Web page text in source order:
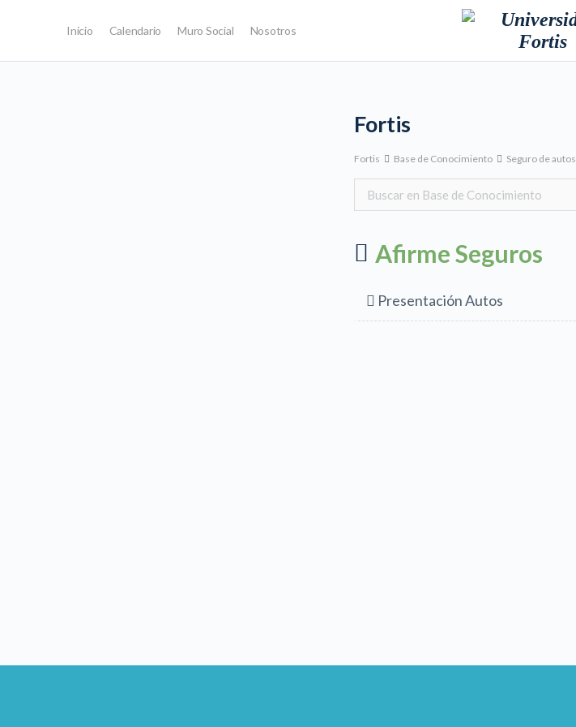
Inicio Calendario Muro Social Nosotros
Fortis
Fortis Base de Conocimiento Seguro de autos
Afirme Seguros
Presentación Autos